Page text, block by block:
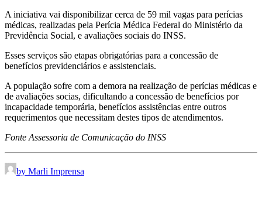
A iniciativa vai disponibilizar cerca de 59 mil vagas para perícias
médicas, realizadas pela Perícia Médica Federal do Ministério da
Previdência Social, e avaliações sociais do INSS.
Esses serviços são etapas obrigatórias para a concessão de
benefícios previdenciários e assistenciais.
A população sofre com a demora na realização de perícias médicas e
de avaliações socias, dificultando a concessão de benefícios por
incapacidade temporária, benefícios assistências entre outros
requerimentos que necessitam destes tipos de atendimentos.
Fonte Assessoria de Comunicação do INSS
by Marli Imprensa